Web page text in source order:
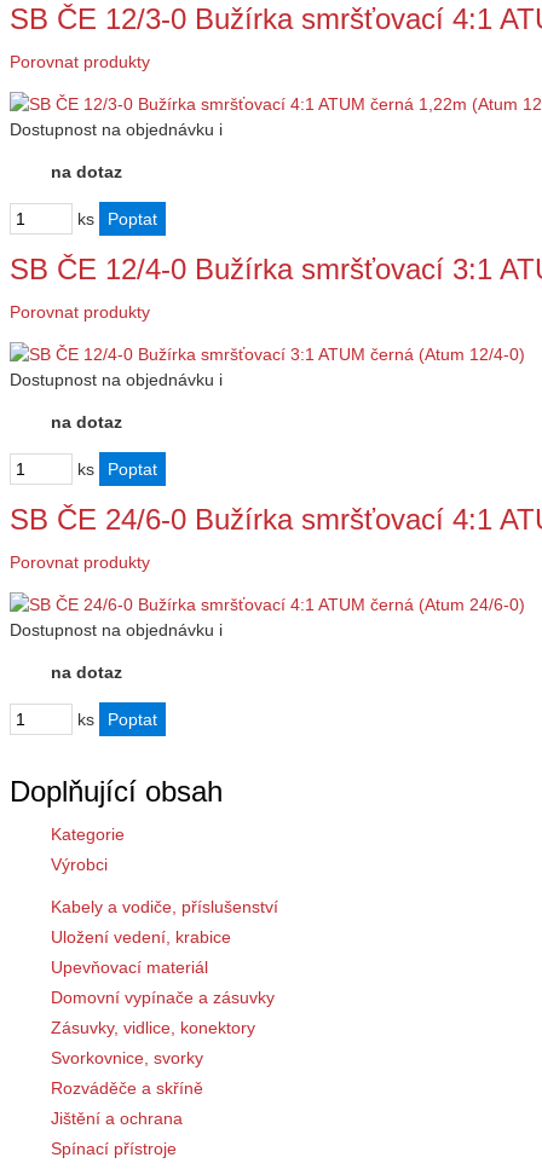
SB ČE 12/3-0 Bužírka smršťovací 4:1
Porovnat produkty
Dostupnost na objednávku i
na dotaz
ks
SB ČE 12/4-0 Bužírka smršťovací 3:1
Porovnat produkty
Dostupnost na objednávku i
na dotaz
ks
SB ČE 24/6-0 Bužírka smršťovací 4:1
Porovnat produkty
Dostupnost na objednávku i
na dotaz
ks
Doplňující obsah
Kategorie
Výrobci
Kabely a vodiče, příslušenství
Uložení vedení, krabice
Upevňovací materiál
Domovní vypínače a zásuvky
Zásuvky, vidlice, konektory
Svorkovnice, svorky
Rozváděče a skříně
Jištění a ochrana
Spínací přístroje